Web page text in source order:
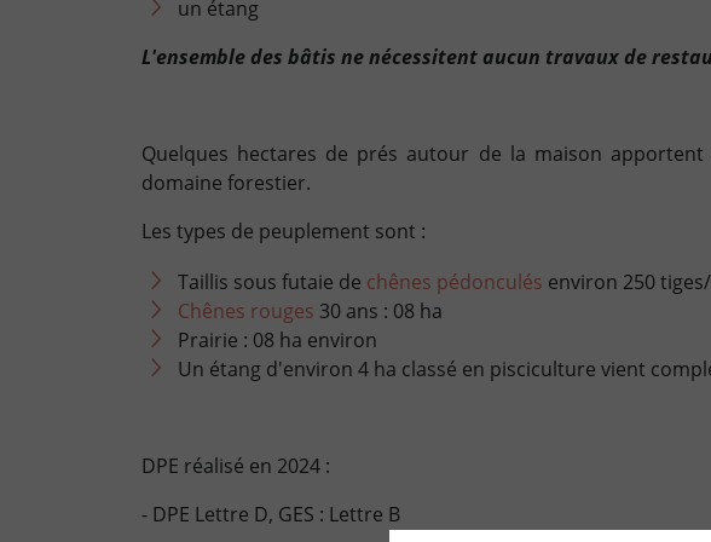
un étang
L'ensemble des bâtis ne nécessitent aucun travaux de
Quelques hectares de prés autour de la maison
domaine forestier.
Les types de peuplement sont :
Taillis sous futaie de chênes pédonculés environ 250
Chênes rouges 30 ans : 08 ha
Prairie : 08 ha environ
Un étang d'environ 4 ha classé en pisciculture vient
DPE réalisé en 2024 :
- DPE Lettre D, GES : Lettre B